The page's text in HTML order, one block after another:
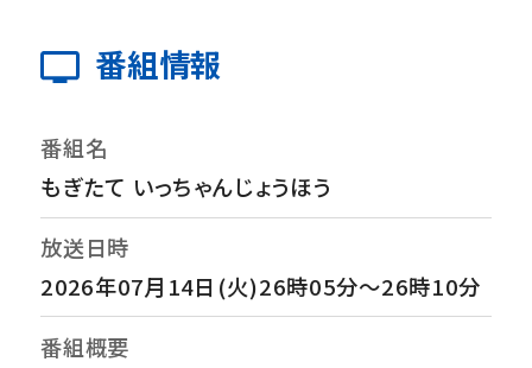
番組情報
番組名
もぎたて いっちゃんじょうほう
放送日時
2026年07月14日(火)26時05分～26時10分
番組概要